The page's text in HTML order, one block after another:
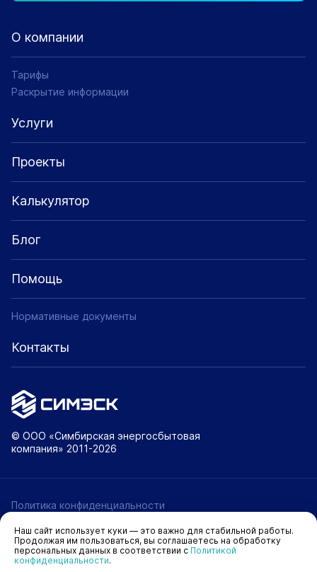
Наш сайт использует куки — это важно для стабильной работы.
Продолжая им пользоваться, вы соглашаетесь на обработку
персональных данных в соответствии с Политикой
конфиденциальности.
© ООО «Симбирская энергосбытовая
компания» 2011-2026
О компании
Тарифы
Раскрытие информации
Услуги
Проекты
Калькулятор
Блог
Помощь
Нормативные документы
Контакты
Политика конфиденциальности
Политика использования cookie
Пользовательское соглашение
Карта сайта